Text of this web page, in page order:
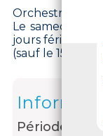
Orchestre :
Le samedi soir
jours fériés de
(sauf le 15 août
Période